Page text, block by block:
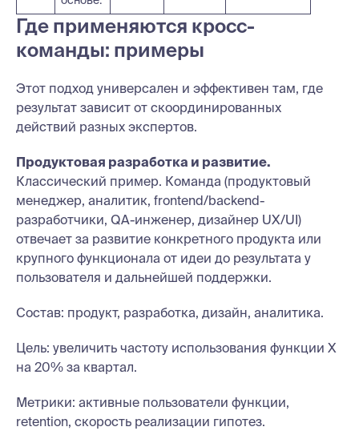
Где применяются кросс-
команды: примеры
Этот подход универсален и эффективен там, где
результат зависит от скоординированных
действий разных экспертов.
Продуктовая разработка и развитие.
Классический пример. Команда (продуктовый
менеджер, аналитик, frontend/backend-
разработчики, QA-инженер, дизайнер UX/UI)
отвечает за развитие конкретного продукта или
крупного функционала от идеи до результата у
пользователя и дальнейшей поддержки.
Состав: продукт, разработка, дизайн, аналитика.
Цель: увеличить частоту использования функции X
на 20% за квартал.
Метрики: активные пользователи функции,
retention, скорость реализации гипотез.